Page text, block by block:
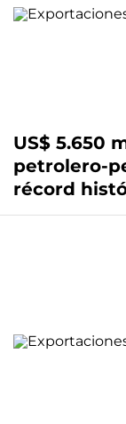
US$ 5.650
petrolero-
récord